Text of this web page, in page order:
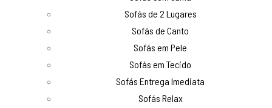
Sofás de 2 Lugares
Sofás de Canto
Sofás em Pele
Sofás em Tecido
Sofás Entrega Imediata
Sofás Relax